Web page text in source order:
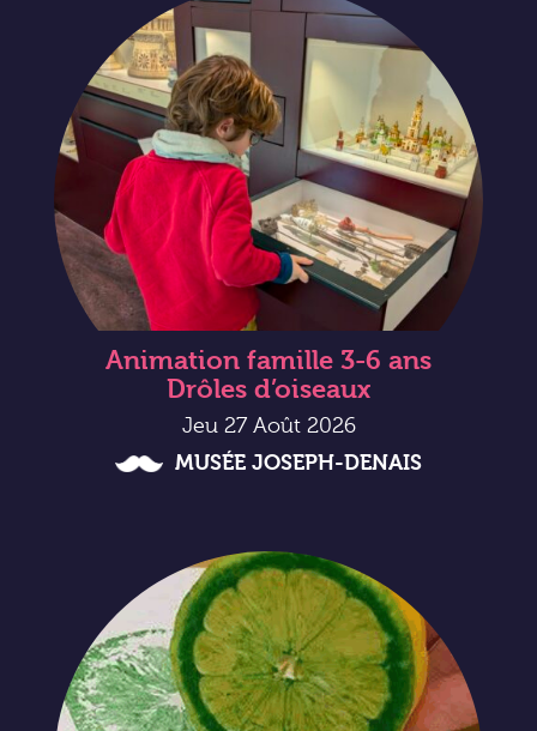
Animation famille 3-6 ans
Drôles d’oiseaux
Jeu 27 Août 2026
MUSÉE JOSEPH-DENAIS